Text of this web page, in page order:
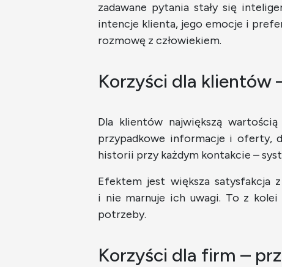
zadawane pytania stały się
intencje klienta, jego emocje i
rozmowę z człowiekiem.
Korzyści dla klientów
Dla klientów największą
przypadkowe informacje i oferty,
historii przy każdym kontakcie –
Efektem jest większa satysfakcja
i nie marnuje ich uwagi. To z
potrzeby.
Korzyści dla firm –